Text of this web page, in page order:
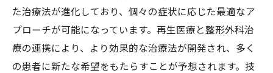
た治療法が進化しており、個々の症状に応じた最適なア
プローチが可能になっています。再生医療と整形外科治
療の連携により、より効果的な治療法が開発され、多く
の患者に新たな希望をもたらすことが予想されます。技